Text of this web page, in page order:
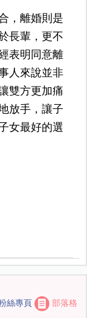
，離婚則是
長輩，更不
表明同意離
人來說並非
雙方更加痛
放手，讓子
女最好的選
絲專頁 部落格